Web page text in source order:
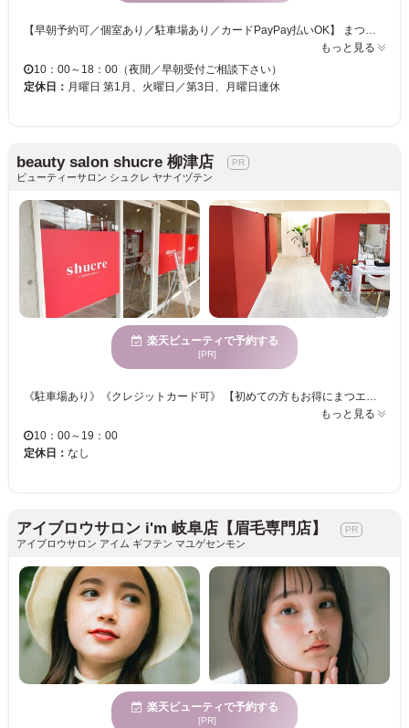
【早朝予約可／個室あり／駐車場あり／カードPayPay払いOK】 まつげ眉サロン《プライムステージ》は、美容室内で営業しているアットホームなアイラッシュサロンです。個室になっていますので、リラックスしてお過ごしいただけます★ 安全で丁寧な施術・高品質な仕上がりこだわっています。 お客様お一人おひとりのご要望・なりたいイメージをしっかりとお聞きして、お似合いのデザインをご提案いたします。 大人女性の目元のお悩み何でもご相談ください！ 皆様のご来店をお待ちしております！！
もっと見る
10：00～18：00（夜間／早朝受付ご相談下さい）
定休日： 月曜日 第1月、火曜日／第3日、月曜日連休
beauty salon shucre 柳津店
ビューティーサロン シュクレ ヤナイヅテン
楽天ビューティで予約する
[PR]
《駐車場あり》《クレジットカード可》 【初めての方もお得にまつエクへ挑戦できるメニューをご用意◎付け放題やリペアメニューも充実☆彡】 太さやカールの違いで、アナタにピッタリのエクステをご提案☆セクシーな目元が好評♪♪ アイリストのセンスが詰まった理想的なアイデザインに仕上げます◎ ワンランク上の目元を目指すなら、”beauty salon shucre”にお任せ☆
もっと見る
10：00～19：00
定休日： なし
アイブロウサロン i'm 岐阜店【眉毛専門店】
アイブロウサロン アイム ギフテン マユゲセンモン
楽天ビューティで予約する
[PR]